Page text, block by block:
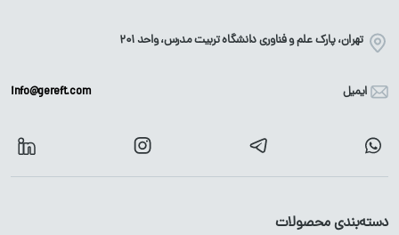
تهران، پارک علم و فناوری دانشگاه تربیت مدرس، واحد ۲۰۱
ایمیل info@gereft.com
دسته‌بندی محصولات